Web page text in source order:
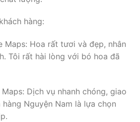
hàng:
Maps: Hoa rất tươi và đẹp, nhân
Tôi rất hài lòng với bó hoa đã
Dịch vụ nhanh chóng, giao
hàng Nguyện Nam là lựa chọn